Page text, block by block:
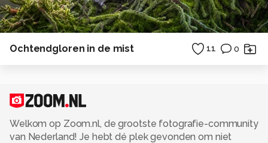
Ochtendgloren in de mist 11 0
Welkom op Zoom.nl, de grootste fotografie-community
van Nederland! Je hebt dé plek gevonden om niet